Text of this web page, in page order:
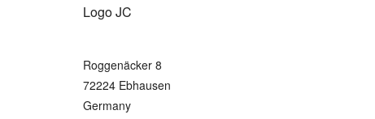
Roggenäcker 8
72224 Ebhausen
Germany